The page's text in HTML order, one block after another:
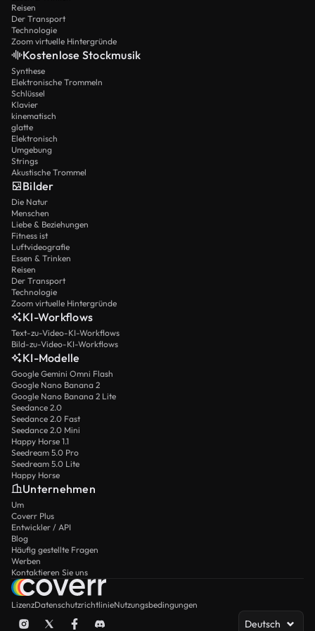
Reisen
Der Transport
Technologie
Zoom virtuelle Hintergründe
Kostenlose Stockmusik
Synthese
Elektronische Trommeln
Schlüssel
Klavier
kinematisch
glatte
Elektronisch
Umgebung
Strings
Akustische Trommel
Bilder
Die Natur
Menschen
Liebe & Beziehungen
Fitness ist
Luftvideografie
Essen & Trinken
Reisen
Der Transport
Technologie
Zoom virtuelle Hintergründe
KI-Workflows
Text-zu-Video-KI-Workflows
Bild-zu-Video-KI-Workflows
KI-Modelle
Google Gemini Omni Flash
Google Nano Banana 2
Google Nano Banana 2 Lite
Seedance 2.0
Seedance 2.0 Fast
Seedance 2.0 Mini
Happy Horse 1.1
Seedream 5.0 Pro
Seedream 5.0 Lite
Happy Horse
Unternehmen
Um
Coverr Plus
Entwickler / API
Blog
Häufig gestellte Fragen
Werben
Kontaktieren Sie uns
LizenzDatenschutzrichtlinieNutzungsbedingungen
Deutsch